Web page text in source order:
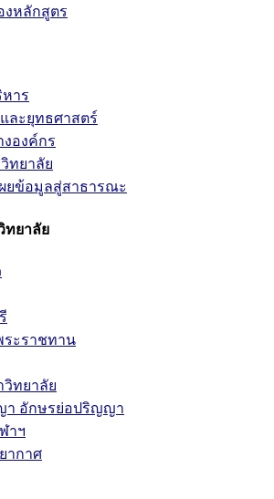
งหลักสูตร
าร
ละยุทธศาสตร์
งองค์กร
ทยาลัย
ผยข้อมูลสู่สาธารณะ
ยาลัย
ระราชทาน
วิทยาลัย
อักษรย่อปริญญา
าฯ
ากาศ